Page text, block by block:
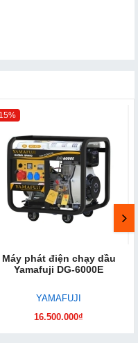
Máy phát điện chạy dầu
Yamafuji DG-6000E
YAMAFUJI
16.500.000₫